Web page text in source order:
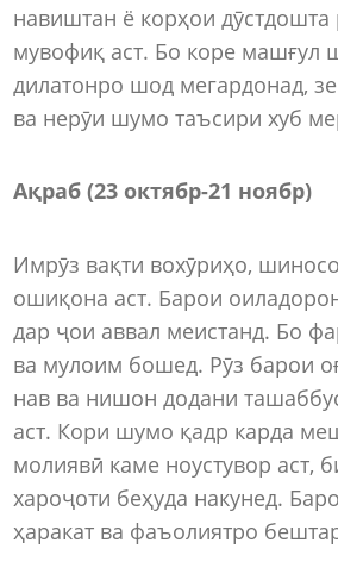
навиштан ё корҳои дӯстдошта
мувофиқ аст. Бо коре машғул
дилатонро шод мегардонад,
ва нерӯи шумо таъсири хуб
Ақраб (23 октябр-21 ноябр)
Имрӯз вақти вохӯриҳо,
ошиқона аст. Барои
дар ҷои аввал меистанд. Бо
ва мулоим бошед. Рӯз барои
нав ва нишон додани
аст. Кори шумо қадр карда
молиявӣ каме ноустувор аст,
хароҷоти беҳуда накунед.
ҳаракат ва фаъолиятро